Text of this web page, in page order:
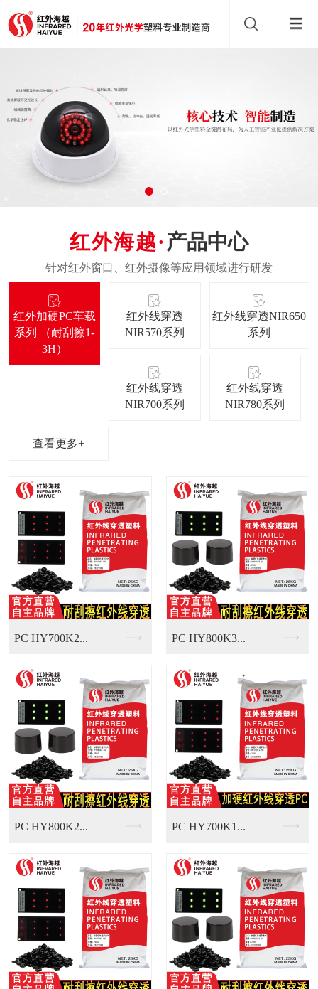
产品中心
红外加硬PC车载
系列 （耐刮擦1-
3H）
红外线穿透
NIR570系列
红外线穿透NIR650
系列
红外线穿透
NIR700系列
红外线穿透
NIR780系列
查看更多+